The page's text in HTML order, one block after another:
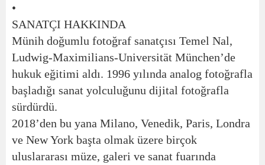
•
SANATÇI HAKKINDA
Münih doğumlu fotoğraf sanatçısı Temel Nal,
Ludwig-Maximilians-Universität München’de
hukuk eğitimi aldı. 1996 yılında analog fotoğrafla
başladığı sanat yolculuğunu dijital fotoğrafla
sürdürdü.
2018’den bu yana Milano, Venedik, Paris, Londra
ve New York başta olmak üzere birçok
uluslararası müze, galeri ve sanat fuarında